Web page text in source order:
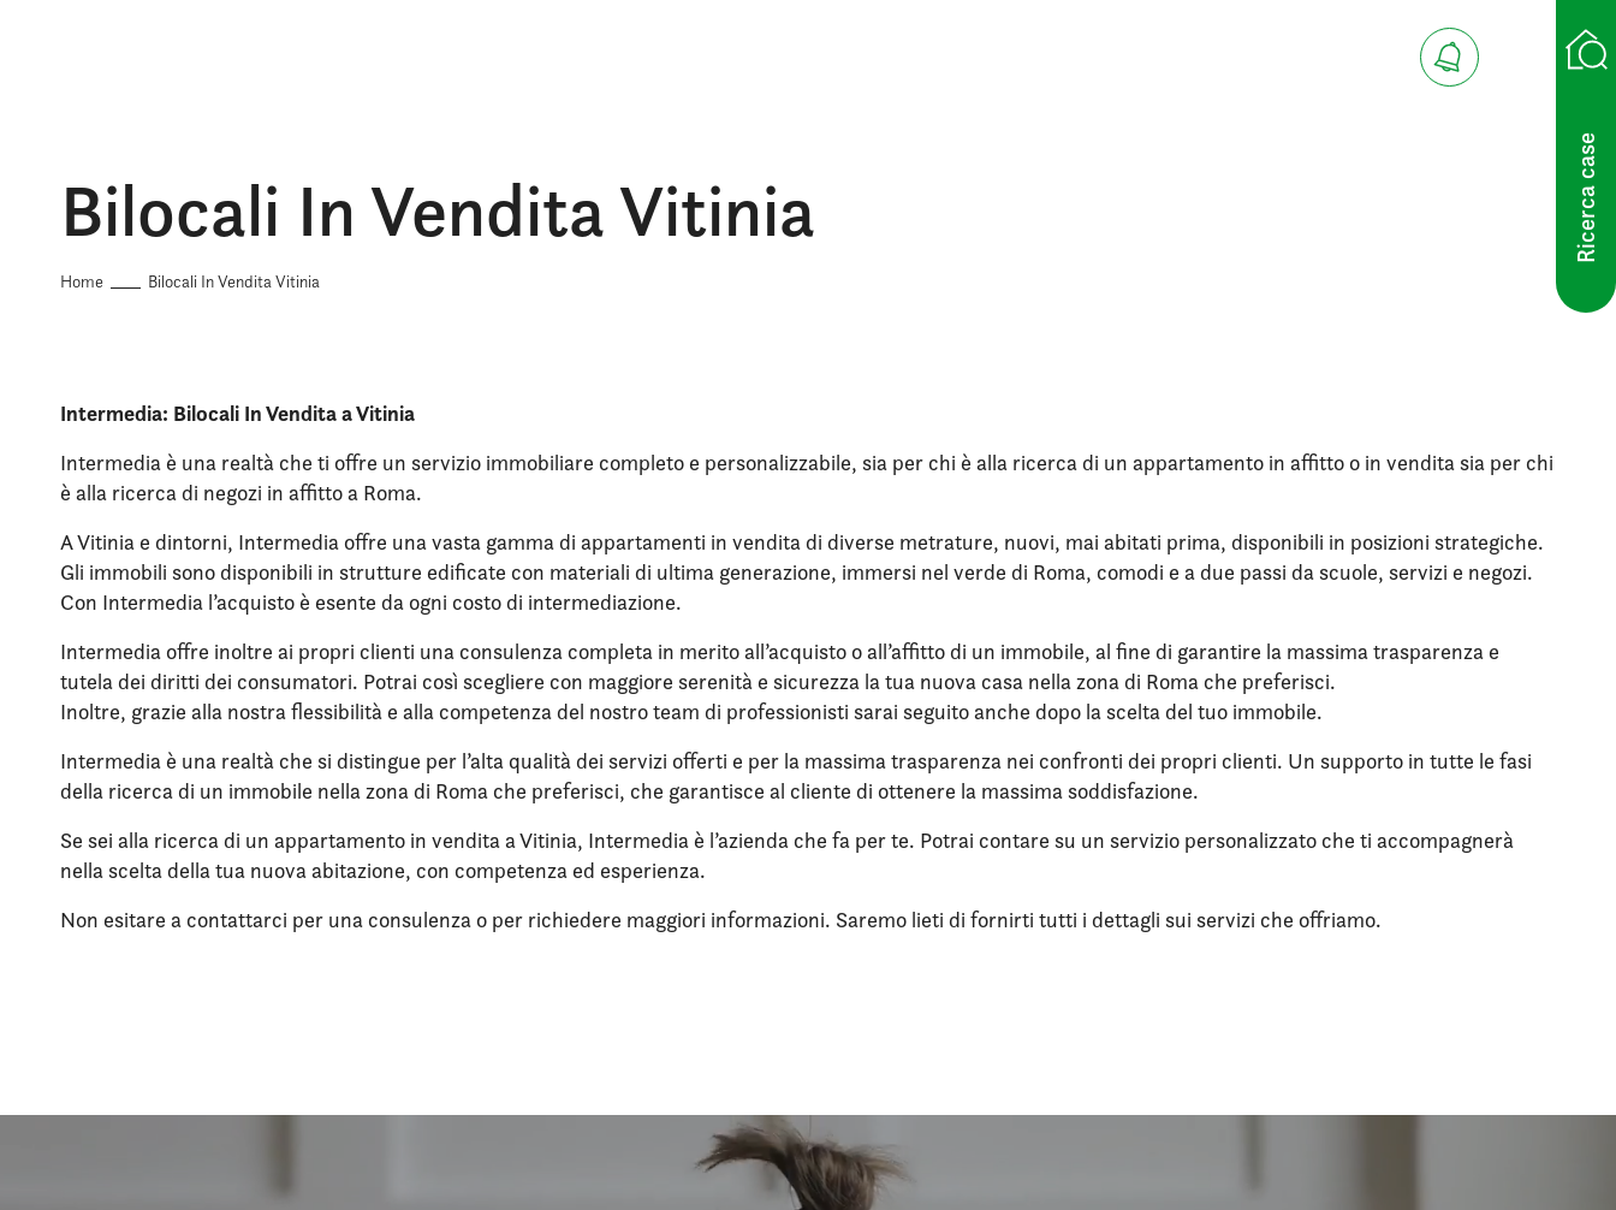
Ricerca case
Bilocali In Vendita Vitinia
Home Bilocali In Vendita Vitinia
Intermedia: Bilocali In Vendita a Vitinia
Intermedia è una realtà che ti offre un servizio immobiliare completo e personalizzabile, sia per chi è alla ricerca di un appartamento in affitto o in vendita sia per chi
è alla ricerca di negozi in affitto a Roma.
A Vitinia e dintorni, Intermedia offre una vasta gamma di appartamenti in vendita di diverse metrature, nuovi, mai abitati prima, disponibili in posizioni strategiche.
Gli immobili sono disponibili in strutture edificate con materiali di ultima generazione, immersi nel verde di Roma, comodi e a due passi da scuole, servizi e negozi.
Con Intermedia l’acquisto è esente da ogni costo di intermediazione.
Intermedia offre inoltre ai propri clienti una consulenza completa in merito all’acquisto o all’affitto di un immobile, al fine di garantire la massima trasparenza e
tutela dei diritti dei consumatori. Potrai così scegliere con maggiore serenità e sicurezza la tua nuova casa nella zona di Roma che preferisci.
Inoltre, grazie alla nostra flessibilità e alla competenza del nostro team di professionisti sarai seguito anche dopo la scelta del tuo immobile.
Intermedia è una realtà che si distingue per l’alta qualità dei servizi offerti e per la massima trasparenza nei confronti dei propri clienti. Un supporto in tutte le fasi
della ricerca di un immobile nella zona di Roma che preferisci, che garantisce al cliente di ottenere la massima soddisfazione.
Se sei alla ricerca di un appartamento in vendita a Vitinia, Intermedia è l’azienda che fa per te. Potrai contare su un servizio personalizzato che ti accompagnerà
nella scelta della tua nuova abitazione, con competenza ed esperienza.
Non esitare a contattarci per una consulenza o per richiedere maggiori informazioni. Saremo lieti di fornirti tutti i dettagli sui servizi che offriamo.